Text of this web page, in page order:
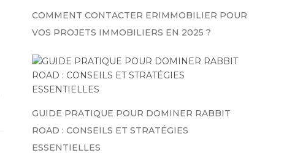
COMMENT CONTACTER ERIMMOBILIER POUR
VOS PROJETS IMMOBILIERS EN 2025 ?
GUIDE PRATIQUE POUR DOMINER RABBIT
ROAD : CONSEILS ET STRATÉGIES
ESSENTIELLES